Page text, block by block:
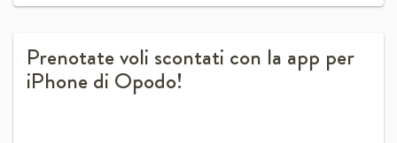
Prenotate voli scontati con la app per
iPhone di Opodo!